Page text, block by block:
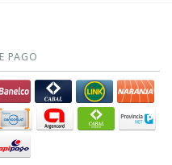
PAGO